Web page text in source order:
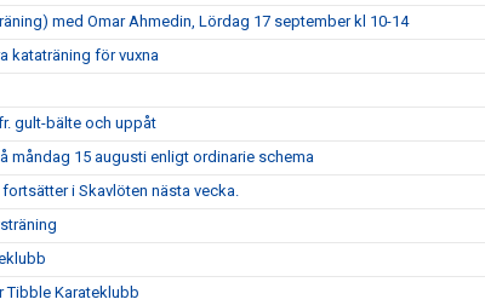
med Omar Ahmedin, Lördag 17 september kl 10-14
kataträning för vuxna
gult-bälte och uppåt
måndag 15 augusti enligt ordinarie schema
i Skavlöten nästa vecka.
Tibble Karateklubb